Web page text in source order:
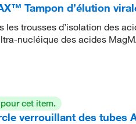
Tampon d’élution
les trousses d’isolation des
nucléique des acides
cet item.
verrouillant des tubes